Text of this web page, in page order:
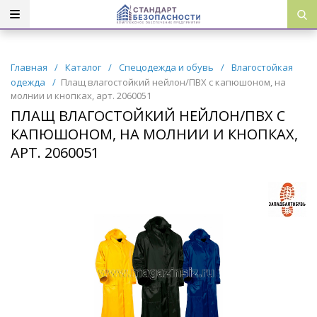
Главная / Каталог / Спецодежда и обувь / Влагостойкая
одежда
/ Плащ влагостойкий нейлон/ПВХ с капюшоном, на
молнии и кнопках, арт. 2060051
ПЛАЩ ВЛАГОСТОЙКИЙ НЕЙЛОН/ПВХ С
КАПЮШОНОМ, НА МОЛНИИ И КНОПКАХ,
АРТ. 2060051